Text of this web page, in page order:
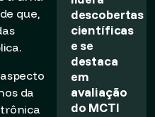
que,
da
descobertas
científicas
e se
destaca
em
avaliação
do MCTI